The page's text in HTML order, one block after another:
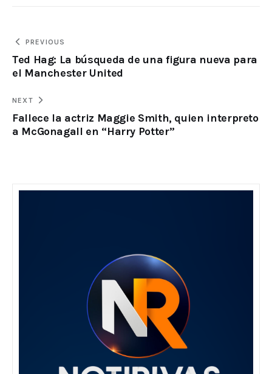
PREVIOUS
Ted Hag: La búsqueda de una figura nueva para
el Manchester United
NEXT
Fallece la actriz Maggie Smith, quien interpreto
a McGonagall en “Harry Potter”